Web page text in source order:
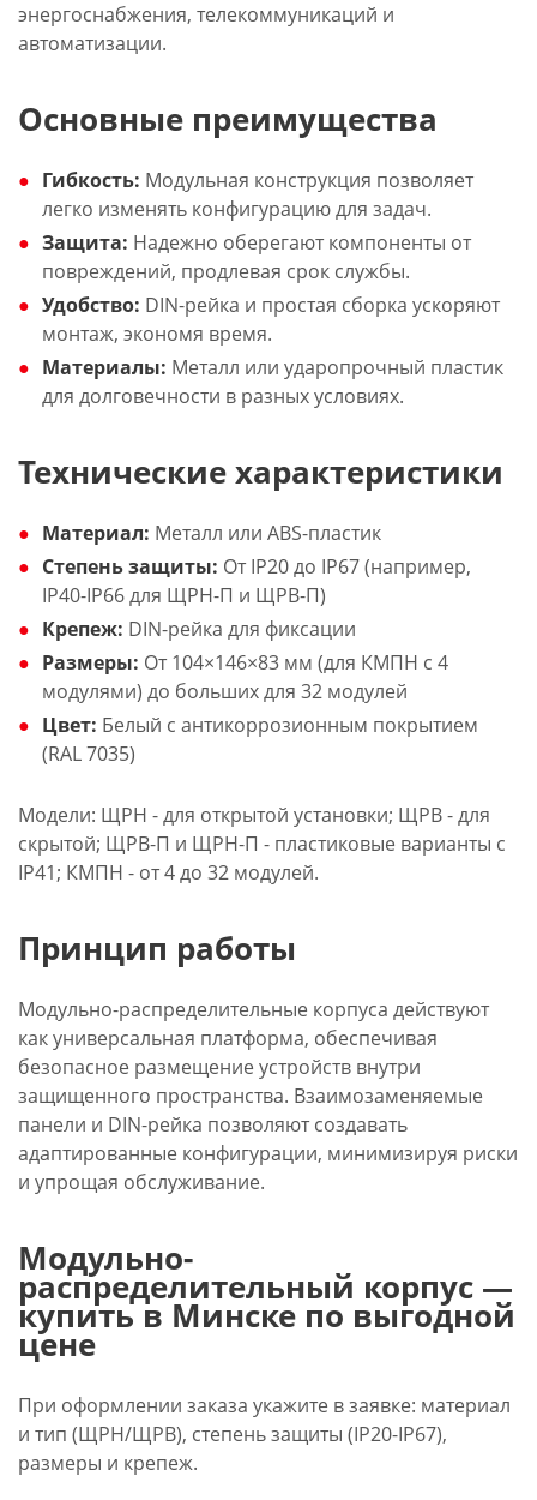
энергоснабжения, телекоммуникаций и
автоматизации.
Основные преимущества
Гибкость: Модульная конструкция позволяет
легко изменять конфигурацию для задач.
Защита: Надежно оберегают компоненты от
повреждений, продлевая срок службы.
Удобство: DIN-рейка и простая сборка ускоряют
монтаж, экономя время.
Материалы: Металл или ударопрочный пластик
для долговечности в разных условиях.
Технические характеристики
Материал: Металл или ABS-пластик
Степень защиты: От IP20 до IP67 (например,
IP40-IP66 для ЩРН-П и ЩРВ-П)
Крепеж: DIN-рейка для фиксации
Размеры: От 104×146×83 мм (для КМПН с 4
модулями) до больших для 32 модулей
Цвет: Белый с антикоррозионным покрытием
(RAL 7035)
Модели: ЩРН - для открытой установки; ЩРВ - для
скрытой; ЩРВ-П и ЩРН-П - пластиковые варианты с
IP41; КМПН - от 4 до 32 модулей.
Принцип работы
Модульно-распределительные корпуса действуют
как универсальная платформа, обеспечивая
безопасное размещение устройств внутри
защищенного пространства. Взаимозаменяемые
панели и DIN-рейка позволяют создавать
адаптированные конфигурации, минимизируя риски
и упрощая обслуживание.
Модульно-
распределительный корпус —
купить в Минске по выгодной
цене
При оформлении заказа укажите в заявке: материал
и тип (ЩРН/ЩРВ), степень защиты (IP20-IP67),
размеры и крепеж.